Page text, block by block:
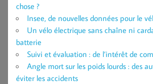
chose ?
Insee, de nouvelles données pour le
Un vélo électrique sans chaîne ni
batterie
Suivi et évaluation : de l’intérêt de
Angle mort sur les poids lourds : des
éviter les accidents